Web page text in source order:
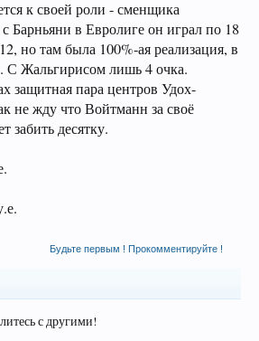
к своей роли - сменщика
Барньяни в Евролиге он играл по 18
но там была 100%-ая реализация, в
С Жальгирисом лишь 4 очка.
защитная пара центров Удох-
не жду что Войтманн за своё
забить десятку.
Будьте первым ! Прокомментируйте !
с другими!